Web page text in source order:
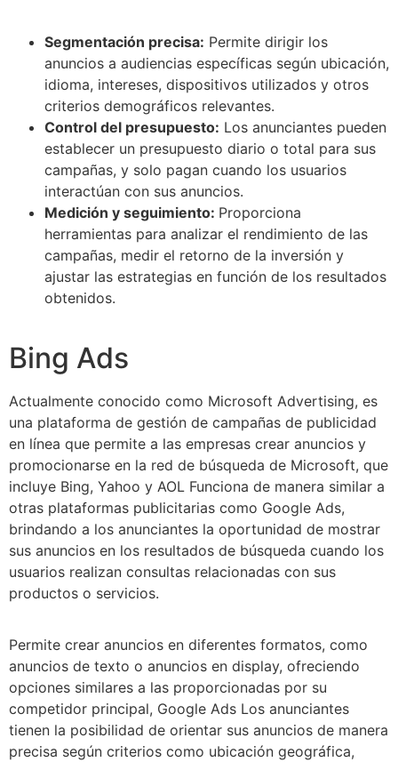
Segmentación precisa: Permite dirigir los
anuncios a audiencias específicas según ubicación,
idioma, intereses, dispositivos utilizados y otros
criterios demográficos relevantes.
Control del presupuesto: Los anunciantes pueden
establecer un presupuesto diario o total para sus
campañas, y solo pagan cuando los usuarios
interactúan con sus anuncios.
Medición y seguimiento: Proporciona
herramientas para analizar el rendimiento de las
campañas, medir el retorno de la inversión y
ajustar las estrategias en función de los resultados
obtenidos.
Bing Ads
Actualmente conocido como Microsoft Advertising, es
una plataforma de gestión de campañas de publicidad
en línea que permite a las empresas crear anuncios y
promocionarse en la red de búsqueda de Microsoft, que
incluye Bing, Yahoo y AOL Funciona de manera similar a
otras plataformas publicitarias como Google Ads,
brindando a los anunciantes la oportunidad de mostrar
sus anuncios en los resultados de búsqueda cuando los
usuarios realizan consultas relacionadas con sus
productos o servicios.
Permite crear anuncios en diferentes formatos, como
anuncios de texto o anuncios en display, ofreciendo
opciones similares a las proporcionadas por su
competidor principal, Google Ads Los anunciantes
tienen la posibilidad de orientar sus anuncios de manera
precisa según criterios como ubicación geográfica,